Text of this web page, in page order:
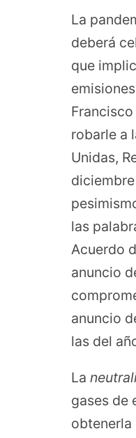
La
deberá
que
robarle a
Unidas,
las
Acuerdo
anuncio
anuncio
las del
La
gases de
obtenerla